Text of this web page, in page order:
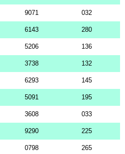
9071 032
6143 280
5206 136
3738 132
6293 145
5091 195
3608 033
9290 225
0798 265